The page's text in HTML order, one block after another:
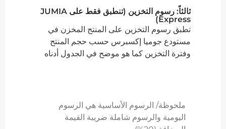
ثالثاً: رسوم التخزين (تنطبق فقط على JUMIA
Express)
تطبق رسوم التخزين على المنتج المخزن في
مستودع جوميا إكسبرس حسب حجم المنتج
وفترة التخزين كما هو موضح في الجدول أدناه
ملحوظة/ الرسوم الأساسية هي الرسوم
اليومية والرسوم شاملة ضريبة القيمة